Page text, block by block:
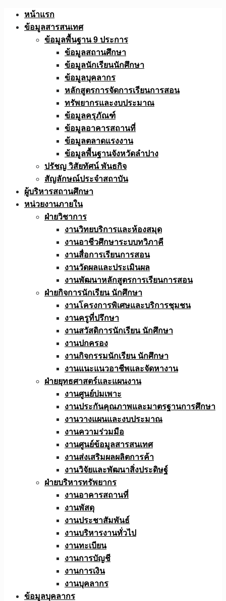
Skip
หน้าแรก
ข้อมูลสารสนเทศ
ข้อมูลพื้นฐาน 9 ประการ
ข้อมูลสถานศึกษา
ข้อมูลนักเรียนนักศึกษา
ข้อมูลบุคลากร
หลักสูตรการจัดการเรียนการสอน
ทรัพยากรและงบประมาณ
ข้อมูลครุภัณฑ์
ข้อมูลอาคารสถานที่
ข้อมูลตลาดแรงงาน
ข้อมูลพื้นฐานจังหวัดลำปาง
ปรัชญ วิสัยทัศน์ พันธกิจ
สัญลักษณ์ประจำสถาบัน
ผู้บริหารสถานศึกษา
หน่วยงานภายใน
ฝ่ายวิชาการ
งานวิทยบริการและห้องสมุด
งานอาชีวศึกษาระบบทวิภาคี
งานสื่อการเรียนการสอน
งานวัดผลและประเมินผล
งานพัฒนาหลักสูตรการเรียนการสอน
ฝ่ายกิจการนักเรียน นักศึกษา
งานโครงการพิเศษและบริการชุมชน
งานครูที่ปรึกษา
งานสวัสดิการนักเรียน นักศึกษา
งานปกครอง
งานกิจกรรมนักเรียน นักศึกษา
งานแนะแนวอาชีพและจัดหางาน
ฝ่ายยุทธศาสตร์และแผนงาน
งานศูนย์บ่มเพาะ
งานประกันคุณภาพและมาตรฐานการศึกษา
งานวางแผนและงบประมาณ
งานความร่วมมือ
งานศูนย์ข้อมูลสารสนเทศ
งานส่งเสริมผลผลิตการค้า
งานวิจัยและพัฒนาสิ่งประดิษฐ์
ฝ่ายบริหารทรัพยากร
งานอาคารสถานที่
งานพัสดุ
งานประชาสัมพันธ์
งานบริหารงานทั่วไป
งานทะเบียน
งานการบัญชี
งานการเงิน
งานบุคลากร
ข้อมูลบุคลากร